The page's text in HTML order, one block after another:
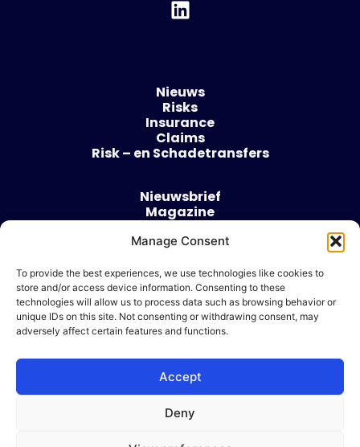
Manage Consent
To provide the best experiences, we use technologies like cookies to
store and/or access device information. Consenting to these
technologies will allow us to process data such as browsing behavior or
unique IDs on this site. Not consenting or withdrawing consent, may
adversely affect certain features and functions.
Accept
Deny
Nieuws
Risks
Insurance
Claims
Risk – en Schadetransfers
Nieuwsbrief
Magazine
Over
Algemene voorwaarden
Cookie beleid
Ik wil adverteren
© 2026 Risk & Business